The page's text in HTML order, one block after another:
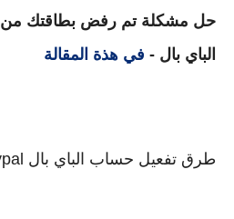
الباي بال - في هذة المقالة
طرق تفعيل حساب الباي بال Paypal ؟